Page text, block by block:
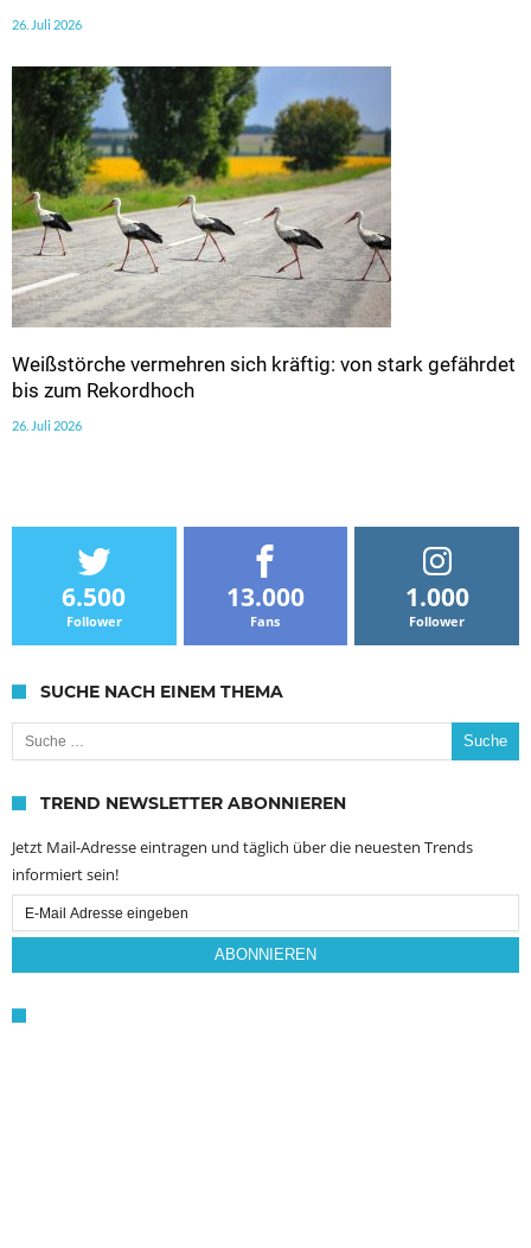
26. Juli 2026
Weißstörche vermehren sich kräftig: von stark gefährdet
bis zum Rekordhoch
26. Juli 2026
6.500
Follower
13.000
Fans
1.000
Follower
SUCHE NACH EINEM THEMA
Suche nach:
TREND NEWSLETTER ABONNIEREN
Jetzt Mail-Adresse eintragen und täglich über die neuesten Trends
informiert sein!
Email
Subscription
ABONNIEREN